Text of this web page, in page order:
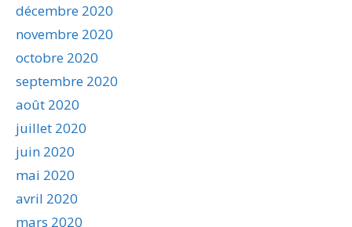
décembre 2020
novembre 2020
octobre 2020
septembre 2020
août 2020
juillet 2020
juin 2020
mai 2020
avril 2020
mars 2020